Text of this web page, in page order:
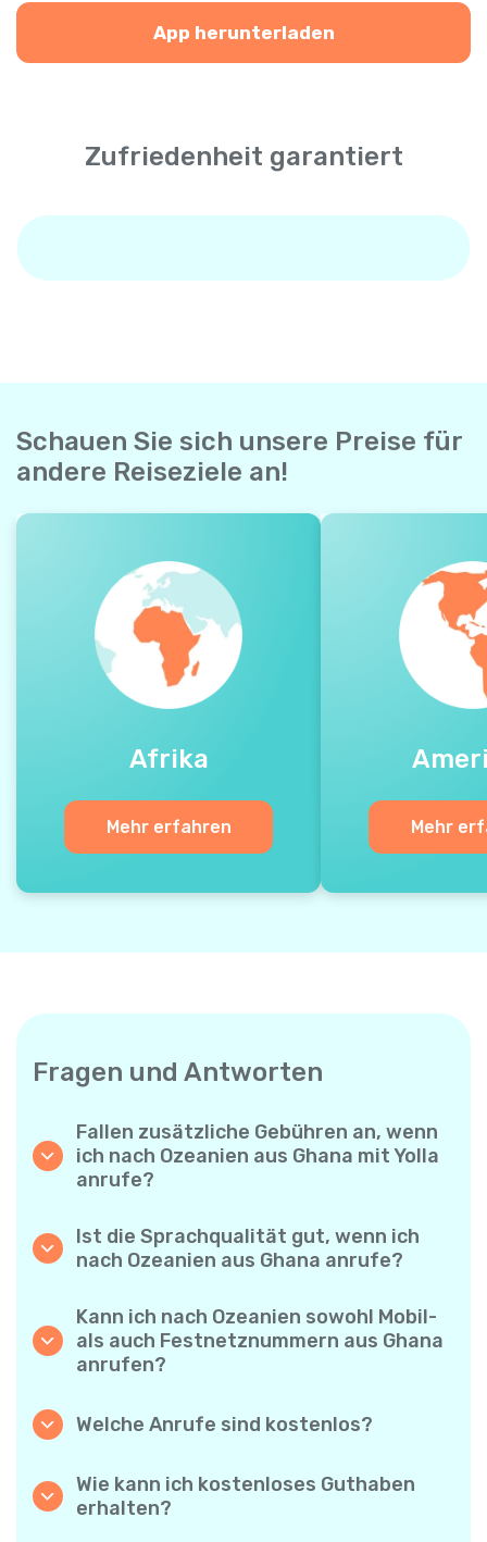
App herunterladen
Zufriedenheit garantiert
Schauen Sie sich unsere Preise für
andere Reiseziele an!
Afrika
Mehr erfahren Mehr
Fragen und Antworten
Fallen zusätzliche Gebühren an, wenn
ich nach Ozeanien aus Ghana mit Yolla
anrufe?
Abrechnungssystem pro Minute – Sie zahlen
nur für die Gesprächsdauer. Keine
versteckten Kosten, keine verpflichtenden
Ist die Sprachqualität gut, wenn ich
nach Ozeanien aus Ghana anrufe?
Anrufe, sodass es sich anfühlt, als würden
Sie mit jemandem aus Ihrer Nachbarschaft
sprechen – selbst wenn er am anderen Ende
der Welt ist.
Kann ich nach Ozeanien sowohl Mobil-
als auch Festnetznummern aus Ghana
anrufen?
Handys – Sie können also jeden nach
Welche Anrufe sind kostenlos?
kostenlos, wenn beide Nutzer die App
verwenden und mit dem Internet verbunden
sind. Wählen Sie einfach die Option
Wie kann ich kostenloses Guthaben
erhalten?